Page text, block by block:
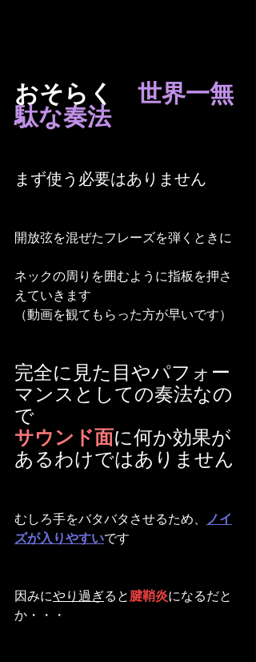
おそらく 世界一無
駄な奏法
まず使う必要はありません
開放弦を混ぜたフレーズを弾くときに
ネックの周りを囲むように指板を押さ
えていきます
（動画を観てもらった方が早いです）
完全に見た目やパフォー
マンスとしての奏法なの
で
サウンド面に何か効果が
あるわけではありません
むしろ手をバタバタさせるため、
ノイ
ズが入りやすいです
因みにやり過ぎると 腱鞘炎になるだと
か・・・